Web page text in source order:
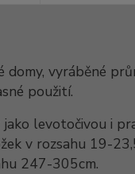
vyráběné
použití.
levotočivou i
v rozsahu 19-
247-305cm.